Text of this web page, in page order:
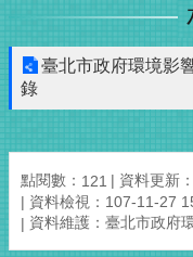
臺北市政府環境影
錄
點閱數： 121
資料更新
資料檢視：107-11-27
資料維護：臺北市政府